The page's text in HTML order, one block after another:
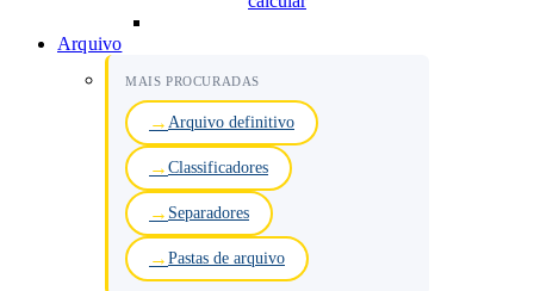
Arquivo
MAIS PROCURADAS
Arquivo definitivo
Classificadores
Separadores
Pastas de arquivo